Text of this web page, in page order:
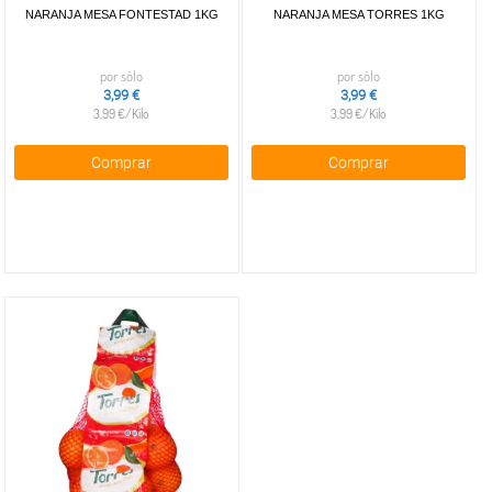
NARANJA MESA FONTESTAD 1KG
por sólo
3,99 €
3,99 €/Kilo
Comprar
NARANJA MESA TORRES 1KG
por sólo
3,99 €
3,99 €/Kilo
Comprar